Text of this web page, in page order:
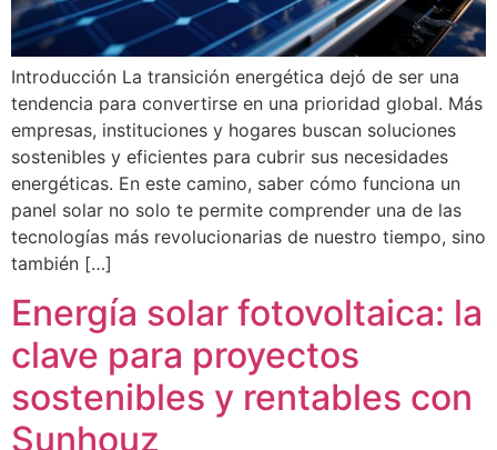
Introducción La transición energética dejó de ser una
tendencia para convertirse en una prioridad global. Más
empresas, instituciones y hogares buscan soluciones
sostenibles y eficientes para cubrir sus necesidades
energéticas. En este camino, saber cómo funciona un
panel solar no solo te permite comprender una de las
tecnologías más revolucionarias de nuestro tiempo, sino
también […]
Energía solar fotovoltaica: la
clave para proyectos
sostenibles y rentables con
Sunhouz